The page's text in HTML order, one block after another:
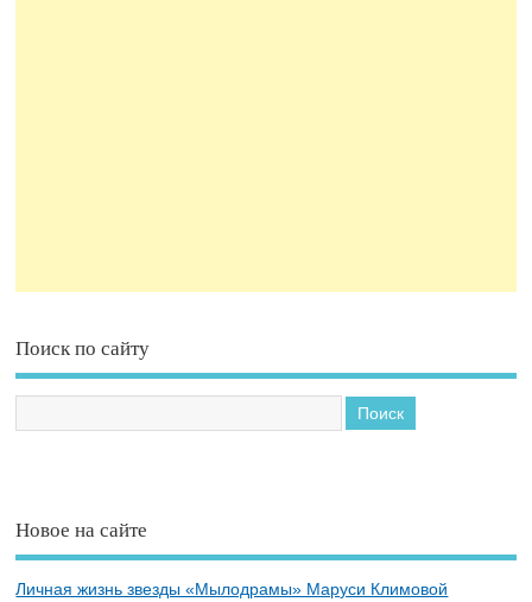
Поиск по сайту
Новое на сайте
Личная жизнь звезды «Мылодрамы» Маруси Климовой